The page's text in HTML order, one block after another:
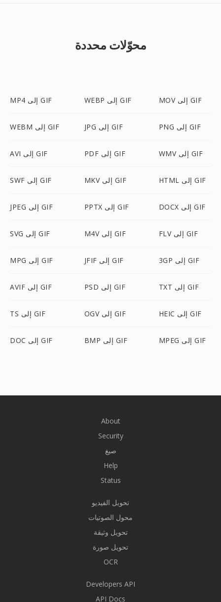
محوّلات محددة
MP4 إلى GIF WEBP إلى GIF MOV إلى GIF
WEBM إلى GIF JPG إلى GIF PNG إلى GIF
AVI إلى GIF PDF إلى GIF WMV إلى GIF
SWF إلى GIF MKV إلى GIF HTML إلى GIF
JPEG إلى GIF PPTX إلى GIF DOCX إلى GIF
SVG إلى GIF M4V إلى GIF FLV إلى GIF
MPG إلى GIF JFIF إلى GIF 3GP إلى GIF
AVIF إلى GIF PSD إلى GIF TXT إلى GIF
TS إلى GIF OGV إلى GIF HEIC إلى GIF
DOC إلى GIF BMP إلى GIF MPEG إلى GIF
About
Security
صيغ
Help
Status
تحويل الفيديو
محول الصوتيات
تحويل وثيقة
تحويل صورة
OCR
Developers API
API Docs